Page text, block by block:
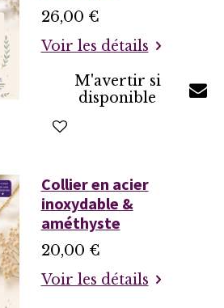
26,00 €
Voir les détails
M'avertir si
disponible
Collier en acier
inoxydable &
améthyste
20,00 €
Voir les détails